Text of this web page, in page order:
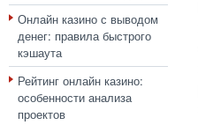
Онлайн казино с выводом
денег: правила быстрого
кэшаута
Рейтинг онлайн казино:
особенности анализа
проектов